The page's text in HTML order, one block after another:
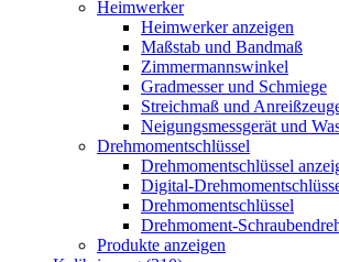
Heimwerker
Heimwerker anzeigen
Maßstab und Bandmaß
Zimmermannswinkel
Gradmesser und Schmiege
Streichmaß und
Neigungsmessgerät und
Drehmomentschlüssel
Drehmomentschlüssel
Digital-
Drehmomentschlüssel
Drehmoment-
Produkte anzeigen